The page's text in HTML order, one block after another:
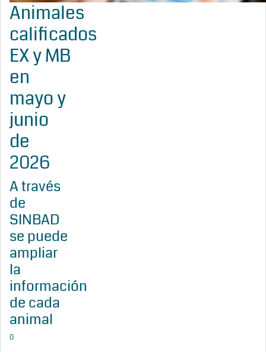
Animales
calificados
EX y MB
en
mayo y
junio
de
2026
A través
de
SINBAD
se puede
ampliar
la
información
de cada
animal
0